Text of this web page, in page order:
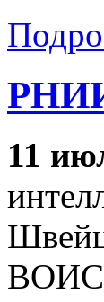
11
ВОИС